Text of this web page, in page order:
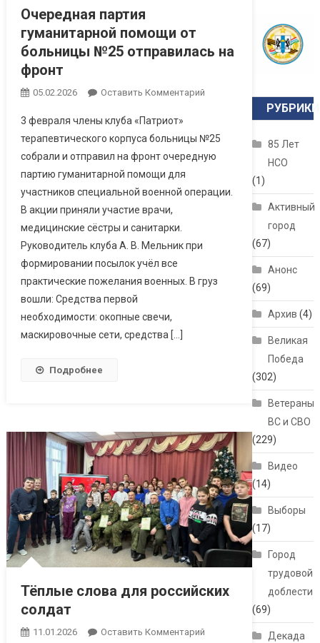
Очередная партия
гуманитарной помощи от
больницы №25 отправилась на
фронт
05.02.2026 Оставить Комментарий
3 февраля члены клуба «Патриот»
терапевтического корпуса больницы №25
собрали и отправил на фронт очередную
партию гуманитарной помощи для
участников специальной военной операции.
В акции приняли участие врачи,
медицинские сёстры и санитарки.
Руководитель клуба А. В. Мельник при
формировании посылок учёл все
практические пожелания военных. В груз
вошли: Средства первой
необходимости: окопные свечи,
маскировочные сети, средства […]
Подробнее
Тёплые слова для российских
солдат
11.01.2026 Оставить Комментарий
РУБРИКИ
85 Лет
НСО
(1)
Активный
город
(67)
Анонс
(69)
Архив (4)
Великая
Победа
(302)
Ветераны
ВС и СВО
(229)
Видео
(14)
Выборы
(17)
Город
трудовой
доблести
(69)
Декада